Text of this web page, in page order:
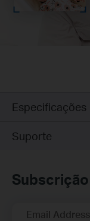
Especificações
Suporte
Subscrição
Email Address